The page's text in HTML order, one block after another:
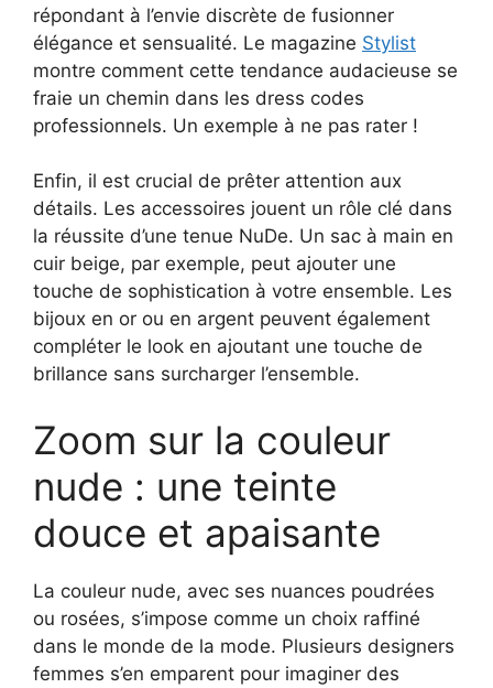
répondant à l’envie discrète de fusionner
élégance et sensualité. Le magazine Stylist
montre comment cette tendance audacieuse se
fraie un chemin dans les dress codes
professionnels. Un exemple à ne pas rater !
Enfin, il est crucial de prêter attention aux
détails. Les accessoires jouent un rôle clé dans
la réussite d’une tenue NuDe. Un sac à main en
cuir beige, par exemple, peut ajouter une
touche de sophistication à votre ensemble. Les
bijoux en or ou en argent peuvent également
compléter le look en ajoutant une touche de
brillance sans surcharger l’ensemble.
Zoom sur la couleur
nude : une teinte
douce et apaisante
La couleur nude, avec ses nuances poudrées
ou rosées, s’impose comme un choix raffiné
dans le monde de la mode. Plusieurs designers
femmes s’en emparent pour imaginer des